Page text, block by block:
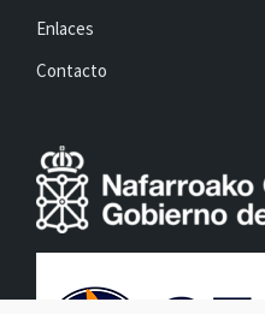
Enlaces
Contacto